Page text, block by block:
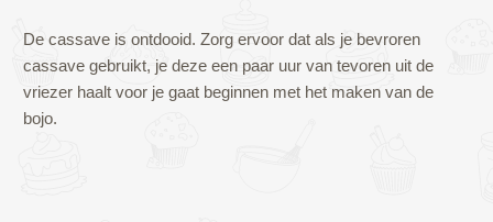
De cassave is ontdooid. Zorg ervoor dat als je bevroren
cassave gebruikt, je deze een paar uur van tevoren uit de
vriezer haalt voor je gaat beginnen met het maken van de
bojo.